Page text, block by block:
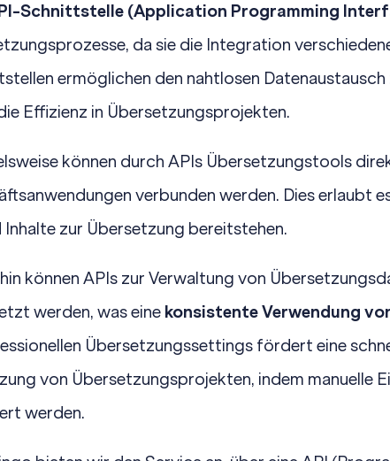
Schnittstelle (Application Programming
da sie die Integration
ermöglichen den nahtlosen
Effizienz in Übersetzungsprojekten.
können durch APIs Übersetzungstools
verbunden werden. Dies erlaubt
zur Übersetzung bereitstehen.
können APIs zur Verwaltung von
werden, was eine konsistente Verwendung
Übersetzungssettings fördert eine
von Übersetzungsprojekten, indem manuelle
werden.